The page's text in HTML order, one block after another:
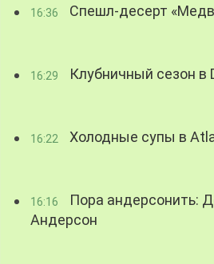
16:36 Спешл-десерт
16:29 Клубничный сезон в
16:22 Холодные супы в
16:16
Пора андерсонить:
Андерсон